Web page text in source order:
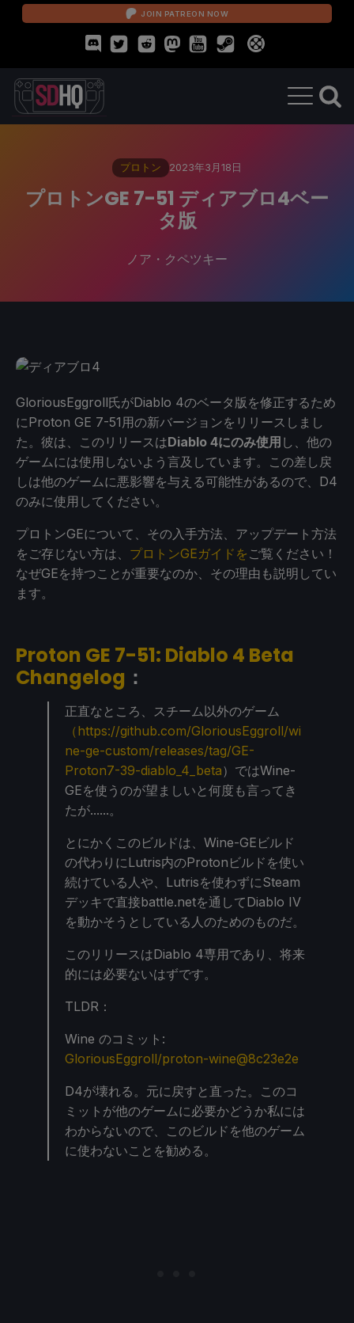
JOIN PATREON NOW
プロトン 2023年3月18日
プロトンGE 7-51 ディアブロ4ベー
タ版
ノア・クペツキー
GloriousEggroll氏がDiablo 4のベータ版を修正するため
にProton GE 7-51用の新バージョンをリリースしまし
た。彼は、このリリースはDiablo 4にのみ使用 し、他の
ゲームには使用しないよう言及しています。この差し戻
しは他のゲームに悪影響を与える可能性があるので、D4
のみに使用してください。
プロトンGEについて、その入手方法、アップデート方法
をご存じない方は、 プロトンGEガイドを ご覧ください！
なぜGEを持つことが重要なのか、その理由も説明してい
ます。
Proton GE 7-51: Diablo 4 Beta
Changelog ：
正直なところ、スチーム以外のゲーム
（https://github.com/GloriousEggroll/wi
ne-ge-custom/releases/tag/GE-
Proton7-39-diablo_4_beta）ではWine-
GEを使うのが望ましいと何度も言ってき
たが......。
とにかくこのビルドは、Wine-GEビルド
の代わりにLutris内のProtonビルドを使い
続けている人や、Lutrisを使わずにSteam
デッキで直接battle.netを通してDiablo IV
を動かそうとしている人のためのものだ。
このリリースはDiablo 4専用であり、将来
的には必要ないはずです。
TLDR：
Wine のコミット:
GloriousEggroll/proton-wine@8c23e2e
D4が壊れる。元に戻すと直った。このコ
ミットが他のゲームに必要かどうか私には
わからないので、このビルドを他のゲーム
に使わないことを勧める。